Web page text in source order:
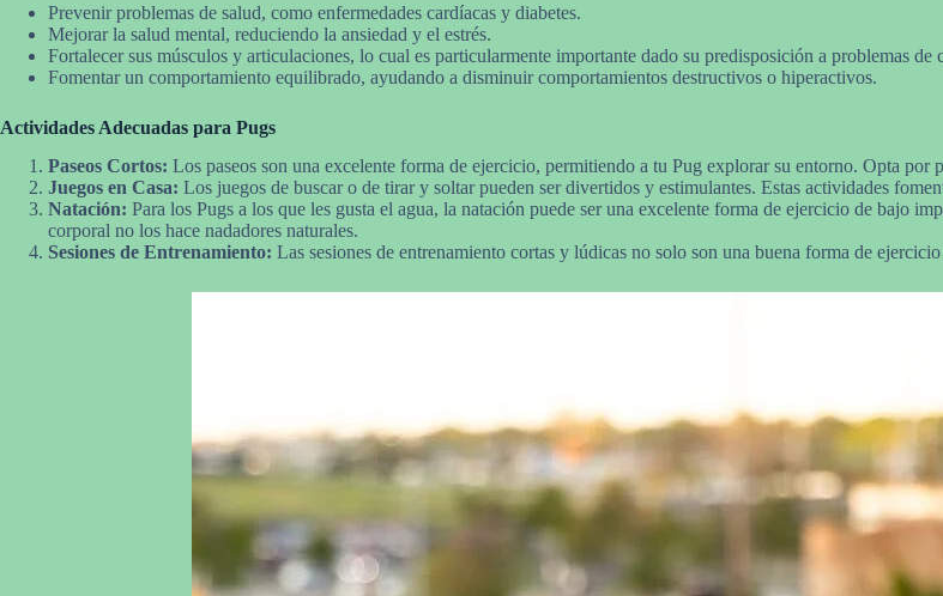
Prevenir problemas de salud, como enfermedades cardíacas y diabetes.
Mejorar la salud mental, reduciendo la ansiedad y el estrés.
Fortalecer sus músculos y articulaciones, lo cual es particularmente importante dado su predisposición a problemas de
Fomentar un comportamiento equilibrado, ayudando a disminuir comportamientos destructivos o hiperactivos.
Actividades Adecuadas para Pugs
Paseos Cortos: Los paseos son una excelente forma de ejercicio, permitiendo a tu Pug explorar su entorno. Opta por
Juegos en Casa: Los juegos de buscar o de tirar y soltar pueden ser divertidos y estimulantes. Estas actividades
Natación: Para los Pugs a los que les gusta el agua, la natación puede ser una excelente forma de ejercicio de bajo
corporal no los hace nadadores naturales.
Sesiones de Entrenamiento: Las sesiones de entrenamiento cortas y lúdicas no solo son una buena forma de